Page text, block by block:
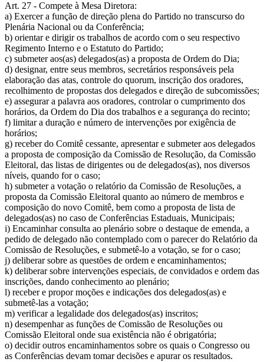
Art. 27 - Compete à Mesa Diretora:
a) Exercer a função de direção plena do Partido no transcurso do
Plenária Nacional ou da Conferência;
b) orientar e dirigir os trabalhos de acordo com o seu respectivo
Regimento Interno e o Estatuto do Partido;
c) submeter aos(as) delegados(as) a proposta de Ordem do Dia;
d) designar, entre seus membros, secretários responsáveis pela
elaboração das atas, controle do quorum, inscrição dos oradores,
recolhimento de propostas dos delegados e direção de subcomissões;
e) assegurar a palavra aos oradores, controlar o cumprimento dos
horários, da Ordem do Dia dos trabalhos e a segurança do recinto;
f) limitar a duração e número de intervenções por exigência de
horários;
g) receber do Comitê cessante, apresentar e submeter aos delegados
a proposta de composição da Comissão de Resolução, da Comissão
Eleitoral, das listas de dirigentes ou de delegados(as), nos diversos
níveis, quando for o caso;
h) submeter a votação o relatório da Comissão de Resoluções, a
proposta da Comissão Eleitoral quanto ao número de membros e
composição do novo Comitê, bem como a proposta de lista de
delegados(as) no caso de Conferências Estaduais, Municipais;
i) Encaminhar consulta ao plenário sobre o destaque de emenda, a
pedido de delegado não contemplado com o parecer do Relatório da
Comissão de Resoluções, e submetê-lo a votação, se for o caso;
j) deliberar sobre as questões de ordem e encaminhamentos;
k) deliberar sobre intervenções especiais, de convidados e ordem das
inscrições, dando conhecimento ao plenário;
l) receber e propor moções e indicações dos delegados(as) e
submetê-las a votação;
m) verificar a legalidade dos delegados(as) inscritos;
n) desempenhar as funções de Comissão de Resoluções ou
Comissão Eleitoral onde sua existência não é obrigatória;
o) decidir outros encaminhamentos sobre os quais o Congresso ou
as Conferências devam tomar decisões e apurar os resultados.